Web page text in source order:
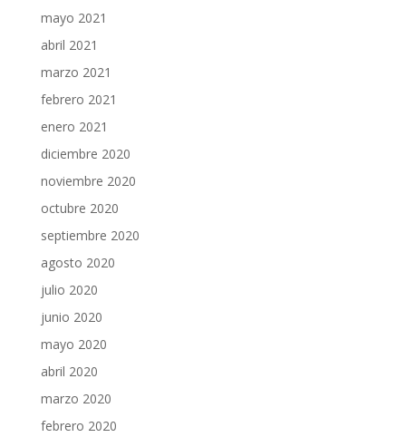
mayo 2021
abril 2021
marzo 2021
febrero 2021
enero 2021
diciembre 2020
noviembre 2020
octubre 2020
septiembre 2020
agosto 2020
julio 2020
junio 2020
mayo 2020
abril 2020
marzo 2020
febrero 2020